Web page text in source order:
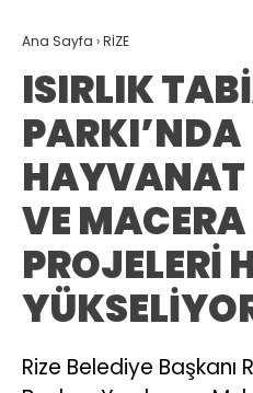
Ana Sayfa ›RİZE
ISIRLIK
PARKI’NDA
HAYVANAT
VE
PROJELERİ
Rize Belediye Başkanı